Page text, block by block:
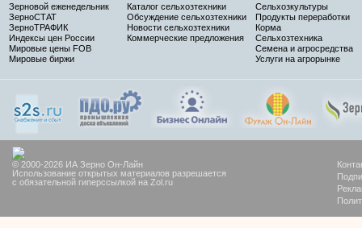
Зерновой еженедельник
ЗерноСТАТ
ЗерноТРАФИК
Индексы цен России
Мировые цены FOB
Мировые биржи
Каталог сельхозтехники
Обсуждение сельхозтехники
Новости сельхозтехники
Коммерческие предложения
Сельхозкультуры
Продукты переработки
Корма
Сельхозтехника
Семена и агросредства
Услуги на агрорынке
© 2000-2026 ИА Зерно Он-Лайн
Использование открытых материалов разрешается
с обязательной гиперссылкой на Zol.ru